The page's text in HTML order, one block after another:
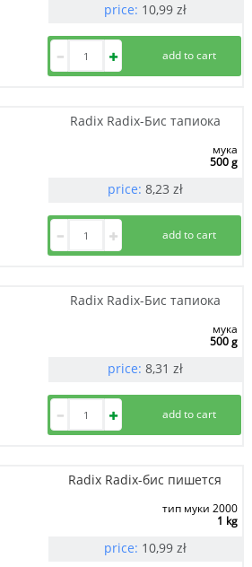
price: 10,99 zł
Radix Radix-Бис тапиока
мука
500 g
price: 8,23 zł
Radix Radix-Бис тапиока
мука
500 g
price: 8,31 zł
Radix Radix-бис пишется
тип муки 2000
1 kg
price: 10,99 zł